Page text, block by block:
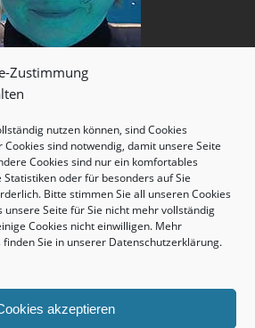
Zustimmung
nutzen können, sind Cookies
sind notwendig, damit unsere Seite
Cookies sind nur ein komfortables
oder für besonders auf Sie
Bitte stimmen Sie all unseren Cookies
unsere Seite für Sie nicht mehr vollständig
Cookies nicht einwilligen. Mehr
Sie in unserer Datenschutzerklärung.
akzeptieren